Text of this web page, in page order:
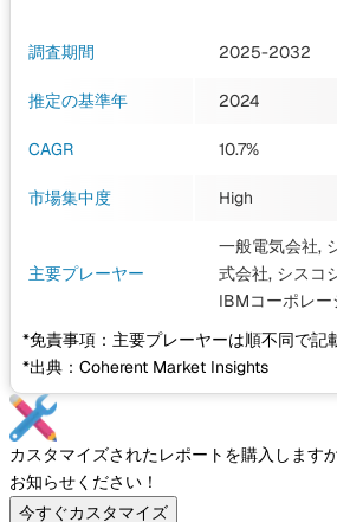
調査期間 2025-2032
推定の基準年 2024
CAGR 10.7%
市場集中度 High
主要プレーヤー
一般電気会社,
式会社, シスコ
IBMコーポレー
*免責事項：主要プレーヤーは順不同で記
*出典：Coherent Market Insights
カスタマイズされたレポートを購入します
お知らせください！
今すぐカスタマイズ